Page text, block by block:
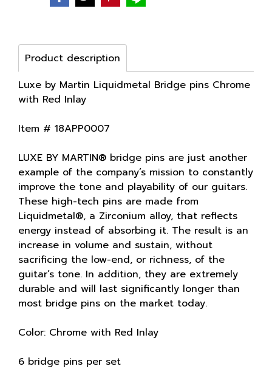
Product description
Luxe by Martin Liquidmetal Bridge pins Chrome
with Red Inlay
Item # 18APP0007
LUXE BY MARTIN® bridge pins are just another
example of the company’s mission to constantly
improve the tone and playability of our guitars.
These high-tech pins are made from
Liquidmetal®, a Zirconium alloy, that reflects
energy instead of absorbing it. The result is an
increase in volume and sustain, without
sacrificing the low-end, or richness, of the
guitar’s tone. In addition, they are extremely
durable and will last significantly longer than
most bridge pins on the market today.
Color: Chrome with Red Inlay
6 bridge pins per set